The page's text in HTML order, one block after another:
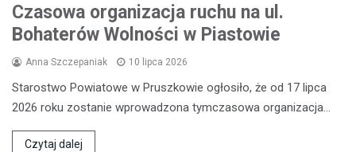
Czasowa organizacja ruchu na ul.
Bohaterów Wolności w Piastowie
Anna Szczepaniak 10 lipca 2026
Starostwo Powiatowe w Pruszkowie ogłosiło, że od 17 lipca
2026 roku zostanie wprowadzona tymczasowa organizacja…
Czytaj dalej